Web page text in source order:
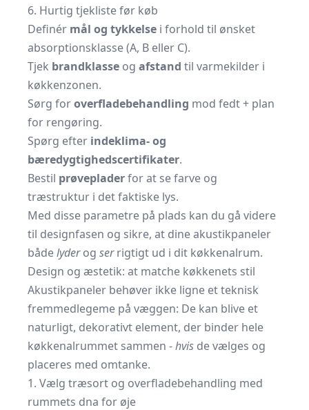
6. Hurtig tjekliste før køb
Definér mål og tykkelse i forhold til ønsket
absorptionsklasse (A, B eller C).
Tjek brandklasse og afstand til varmekilder i
køkkenzonen.
Sørg foroverfladebehandling mod fedt + plan
for rengøring.
Spørg efter indeklima- og
bæredygtighedscertifikater.
Bestil prøvepladerfor at se farve og
træstruktur i det faktiske lys.
Med disse parametre på plads kan du gå videre
til designfasen og sikre, at dine akustikpaneler
bådelyderog serrigtigt ud i dit køkkenalrum.
Design og æstetik: at matche køkkenets stil
Akustikpaneler behøver ikke ligne et teknisk
fremmedlegeme på væggen: De kan blive et
naturligt, dekorativt element, der binder hele
køkken­alrummet sammen -hvis de vælges og
placeres med omtanke.
1. Vælg træsort og overfladebehandling med
rummets dna for øje